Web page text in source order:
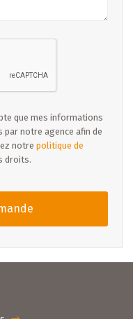
que mes informations
notre agence afin de
notre politique de
droits.